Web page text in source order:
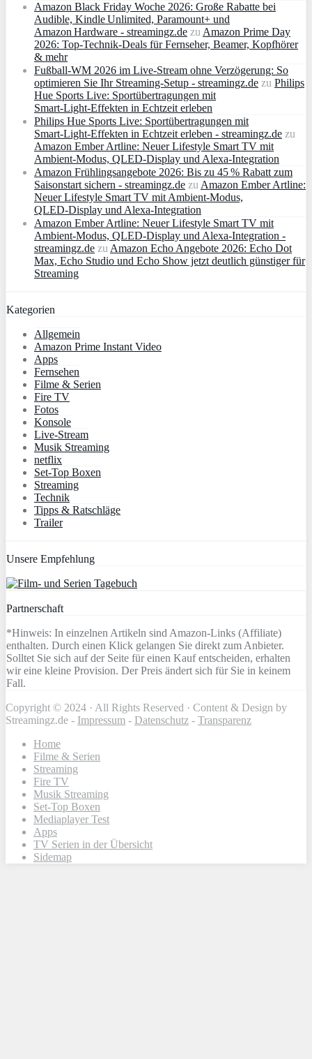
Amazon Black Friday Woche 2026: Große Rabatte bei
Audible, Kindle Unlimited, Paramount+ und
Amazon Hardware - streamingz.de zu Amazon Prime Day
2026: Top-Technik-Deals für Fernseher, Beamer, Kopfhörer
& mehr
Fußball-WM 2026 im Live-Stream ohne Verzögerung: So
optimieren Sie Ihr Streaming-Setup - streamingz.de zu Philips
Hue Sports Live: Sportübertragungen mit
Smart‑Light‑Effekten in Echtzeit erleben
Philips Hue Sports Live: Sportübertragungen mit
Smart‑Light‑Effekten in Echtzeit erleben - streamingz.de zu
Amazon Ember Artline: Neuer Lifestyle Smart TV mit
Ambient‑Modus, QLED‑Display und Alexa‑Integration
Amazon Frühlingsangebote 2026: Bis zu 45 % Rabatt zum
Saisonstart sichern - streamingz.de zu Amazon Ember Artline:
Neuer Lifestyle Smart TV mit Ambient‑Modus,
QLED‑Display und Alexa‑Integration
Amazon Ember Artline: Neuer Lifestyle Smart TV mit
Ambient‑Modus, QLED‑Display und Alexa‑Integration -
streamingz.de zu Amazon Echo Angebote 2026: Echo Dot
Max, Echo Studio und Echo Show jetzt deutlich günstiger für
Streaming
Kategorien
Allgemein
Amazon Prime Instant Video
Apps
Fernsehen
Filme & Serien
Fire TV
Fotos
Konsole
Live-Stream
Musik Streaming
netflix
Set-Top Boxen
Streaming
Technik
Tipps & Ratschläge
Trailer
Unsere Empfehlung
Partnerschaft
*Hinweis: In einzelnen Artikeln sind Amazon-Links (Affiliate)
enthalten. Durch einen Klick gelangen Sie direkt zum Anbieter.
Solltet Sie sich auf der Seite für einen Kauf entscheiden, erhalten
wir eine kleine Provision. Der Preis ändert sich für Sie in keinem
Fall.
Copyright © 2024 · All Rights Reserved · Content & Design by
Streamingz.de - Impressum - Datenschutz - Transparenz
Home
Filme & Serien
Streaming
Fire TV
Musik Streaming
Set-Top Boxen
Mediaplayer Test
Apps
TV Serien in der Übersicht
Sidemap